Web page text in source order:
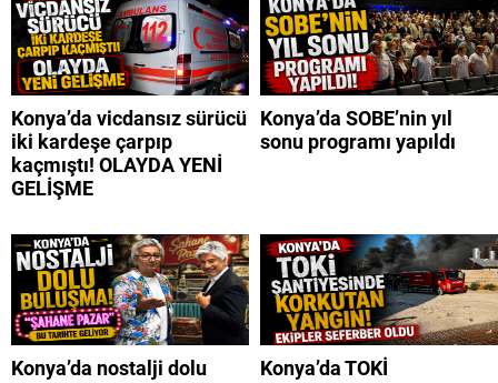
Konya’da vicdansız sürücü
iki kardeşe çarpıp
kaçmıştı! OLAYDA YENİ
GELİŞME
Konya’da SOBE’nin yıl
sonu programı yapıldı
Konya’da nostalji dolu
Konya’da TOKİ